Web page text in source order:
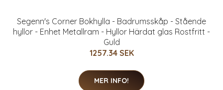
Segenn's Corner Bokhylla - Badrumsskåp - Stående
hyllor - Enhet Metallram - Hyllor Härdat glas Rostfritt -
Guld
1257.34 SEK
MER INFO!